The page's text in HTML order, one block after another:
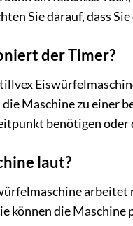
Sie darauf, dass
der Timer?
die Maschine zu einer
benötigen oder
laut?
arbeitet
können die